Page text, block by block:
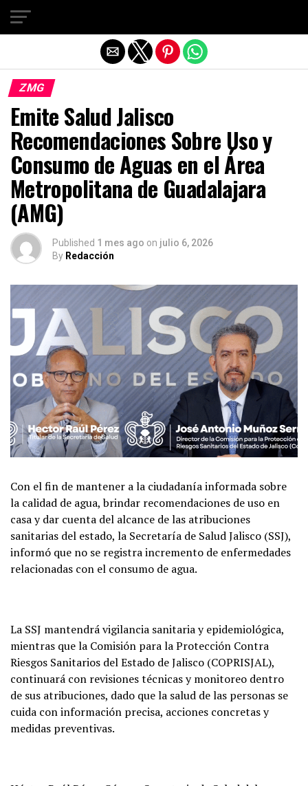
ZMG
Emite Salud Jalisco
Recomendaciones Sobre Uso y
Consumo de Aguas en el Área
Metropolitana de Guadalajara
(AMG)
Published 1 mes ago on julio 6, 2026
By Redacción
Con el fin de mantener a la ciudadanía informada sobre
la calidad de agua, brindar recomendaciones de uso en
casa y dar cuenta del alcance de las atribuciones
sanitarias del estado, la Secretaría de Salud Jalisco (SSJ),
informó que no se registra incremento de enfermedades
relacionadas con el consumo de agua.
La SSJ mantendrá vigilancia sanitaria y epidemiológica,
mientras que la Comisión para la Protección Contra
Riesgos Sanitarios del Estado de Jalisco (COPRISJAL),
continuará con revisiones técnicas y monitoreo dentro
de sus atribuciones, dado que la salud de las personas se
cuida con información precisa, acciones concretas y
medidas preventivas.